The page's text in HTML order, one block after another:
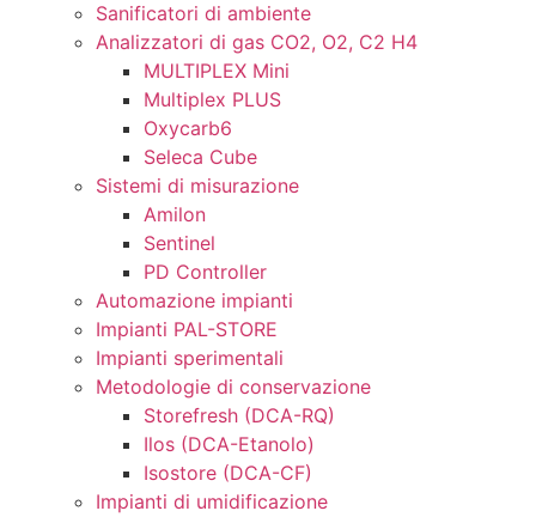
Sanificatori di ambiente
Analizzatori di gas CO2, O2, C2 H4
MULTIPLEX Mini
Multiplex PLUS
Oxycarb6
Seleca Cube
Sistemi di misurazione
Amilon
Sentinel
PD Controller
Automazione impianti
Impianti PAL-STORE
Impianti sperimentali
Metodologie di conservazione
Storefresh (DCA-RQ)
Ilos (DCA-Etanolo)
Isostore (DCA-CF)
Impianti di umidificazione